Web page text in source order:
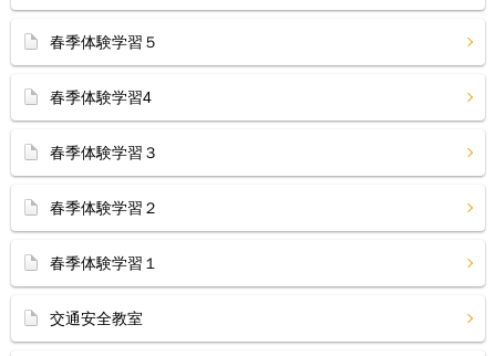
春季体験学習５
春季体験学習4
春季体験学習３
春季体験学習２
春季体験学習１
交通安全教室